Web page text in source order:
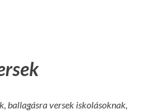
ballagásra versek iskolásoknak,